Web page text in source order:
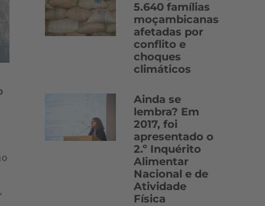
5.640 famílias
moçambicanas
afetadas por
conflito e
choques
climáticos
Ainda se
lembra? Em
2017, foi
apresentado o
2.º Inquérito
Alimentar
Nacional e de
Atividade
Física